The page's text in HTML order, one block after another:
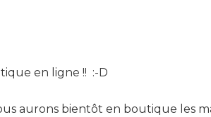
en ligne !! :-D
aurons bientôt en boutique les